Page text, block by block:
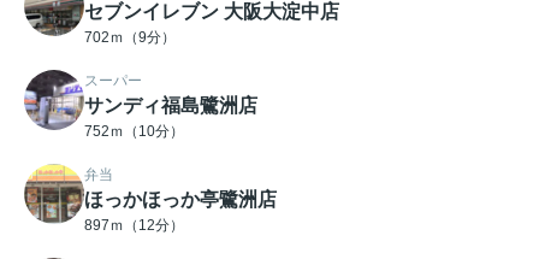
セブンイレブン 大阪大淀中店
702ｍ（9分）
スーパー
サンディ福島鷺洲店
752ｍ（10分）
弁当
ほっかほっか亭鷺洲店
897ｍ（12分）